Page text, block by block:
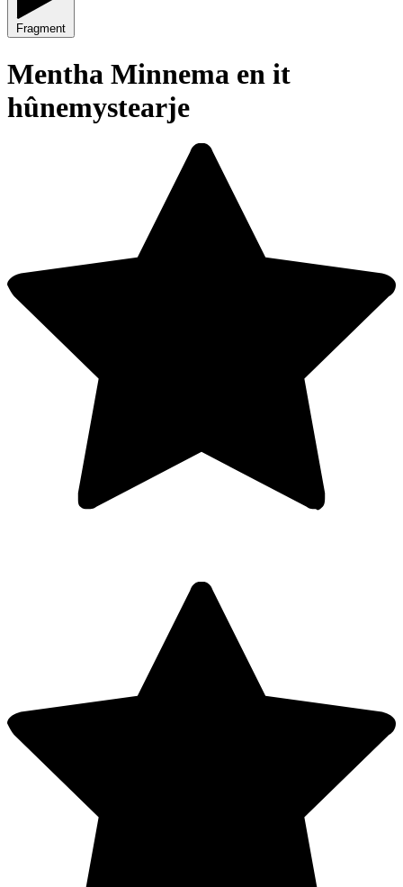
Fragment
Mentha Minnema en it
hûnemystearje